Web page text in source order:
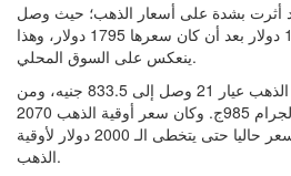
قد أثرت بشدة على أسعار الذهب؛ حيث وصل
سعر أوقية الذهب إلى 1913 دولار بعد أن كان سعرها 1795 دولار، وهذا
ينعكس على السوق المحلي.
وأشار إلى أن سعر جرام الذهب عيار 21 وصل إلى 833.5 جنيه، ومن
حوالي سنة ونصف كان سعر الجرام 985ج. وكان سعر أوقية الذهب 2070
دولار. فمن الوارد أن يرتفع السعر حاليا حتى يتخطى الـ 2000 دولار لأوقية
الذهب.